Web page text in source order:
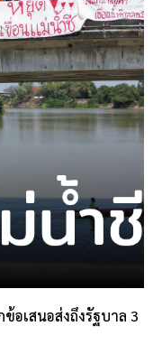
อเสนอส่งถึงรัฐบาล 3